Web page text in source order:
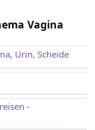
Vagina
Urin, Scheide
-